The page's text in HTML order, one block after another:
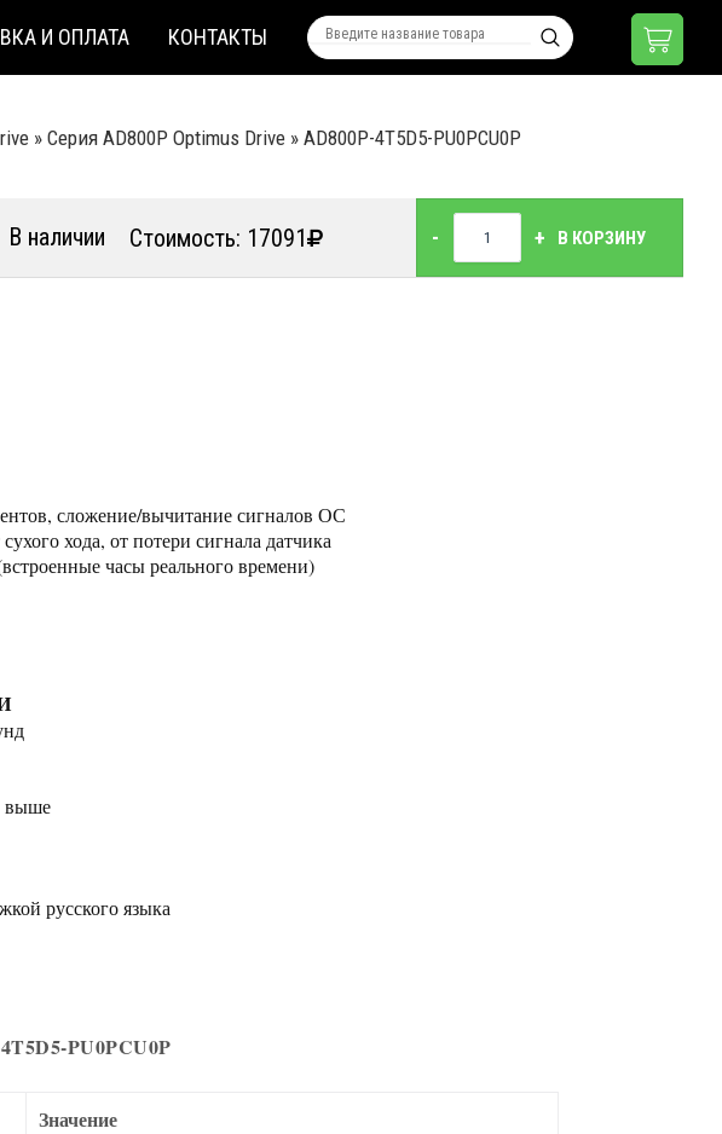
И ОПЛАТА КОНТАКТЫ
» Серия AD800P Optimus Drive » AD800P-4T5D5-PU0PCU0P
В наличии Стоимость: 17091 - + В КОРЗИНУ
сложение/вычитание сигналов ОС
хода, от потери сигнала датчика
часы реального времени)
выше
русского языка
PU0PCU0P
Значение